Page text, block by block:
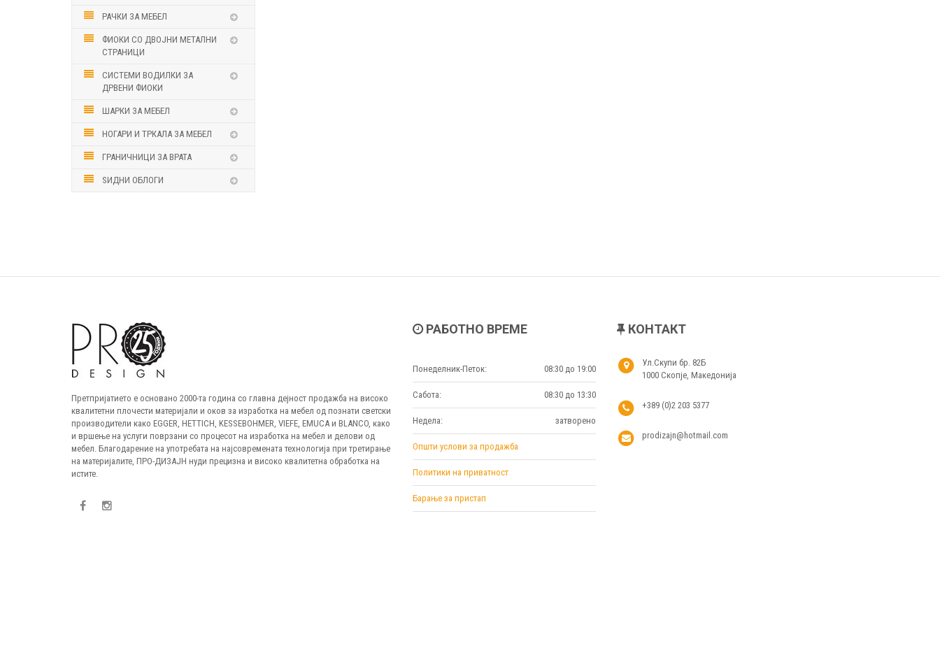
РАЧКИ ЗА МЕБЕЛ
ФИОКИ СО ДВОЈНИ МЕТАЛНИ
СТРАНИЦИ
СИСТЕМИ ВОДИЛКИ ЗА
ДРВЕНИ ФИОКИ
ШАРКИ ЗА МЕБЕЛ
НОГАРИ И ТРКАЛА ЗА МЕБЕЛ
ГРАНИЧНИЦИ ЗА ВРАТА
ЅИДНИ ОБЛОГИ
Претпријатието е основано 2000-та година со главна дејност продажба на високо
квалитетни плочести материјали и оков за изработка на мебел од познати светски
производители како EGGER, HETTICH, KESSEBOHMER, VIEFE, EMUCA и BLANCO, како
и вршење на услуги поврзани со процесот на изработка на мебел и делови од
мебел. Благодарение на употребата на најсовремената технологија при третирање
на материјалите, ПРО-ДИЗАЈН нуди прецизна и високо квалитетна обработка на
истите.
РАБОТНО ВРЕМЕ
Понеделник-Петок: 08:30 до 19:00
Сабота: 08:30 до 13:30
Недела: затворено
Општи услови за продажба
Политики на приватност
Барање за пристап
КОНТАКТ
Ул.Скупи бр. 82Б
1000 Скопје, Македонија
+389 (0)2 203 5377
prodizajn@hotmail.com